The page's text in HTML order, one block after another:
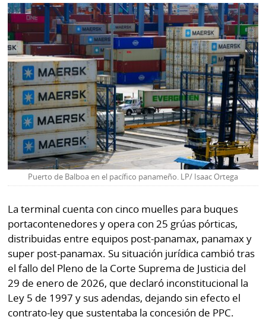
Puerto de Balboa en el pacífico panameño. LP/ Isaac Ortega
La terminal cuenta con cinco muelles para buques
portacontenedores y opera con 25 grúas pórticas,
distribuidas entre equipos post-panamax, panamax y
super post-panamax. Su situación jurídica cambió tras
el fallo del Pleno de la Corte Suprema de Justicia del
29 de enero de 2026, que declaró inconstitucional la
Ley 5 de 1997 y sus adendas, dejando sin efecto el
contrato-ley que sustentaba la concesión de PPC.